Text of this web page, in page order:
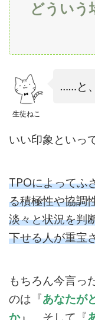
を想
定し
か？
１. 求
めら
れて
もの
1.2
与え
たい
印象
から
合
2
どういう
生徒ねこ
……と
いい印象といっ
TPOによってふ
る積極性や協調
淡々と状況を判
下せる人が重宝
もちろん今言っ
のは『あなたが
か』、そして『